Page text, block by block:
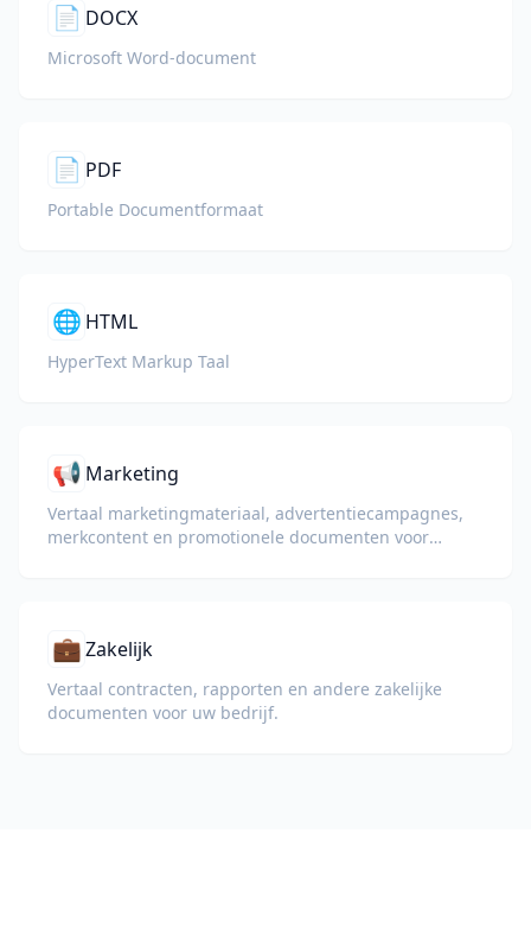
📄 DOCX
Microsoft Word-document
📄 PDF
Portable Documentformaat
🌐 HTML
HyperText Markup Taal
📢 Marketing
Vertaal marketingmateriaal, advertentiecampagnes,
merkcontent en promotionele documenten voor
💼Zakelijk
Vertaal contracten, rapporten en andere zakelijke
documenten voor uw bedrijf.